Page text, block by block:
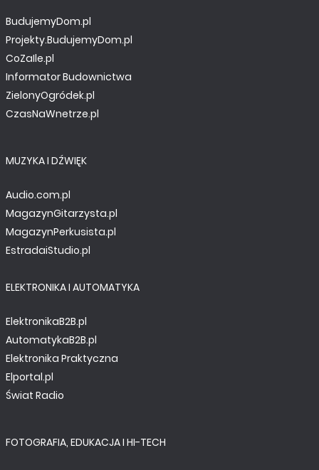
BudujemyDom.pl
Projekty.BudujemyDom.pl
CoZaIle.pl
Informator Budownictwa
ZielonyOgródek.pl
CzasNaWnetrze.pl
MUZYKA I DŹWIĘK
Audio.com.pl
MagazynGitarzysta.pl
MagazynPerkusista.pl
EstradaiStudio.pl
ELEKTRONIKA I AUTOMATYKA
ElektronikaB2B.pl
AutomatykaB2B.pl
Elektronika Praktyczna
Elportal.pl
Świat Radio
FOTOGRAFIA, EDUKACJA I HI-TECH